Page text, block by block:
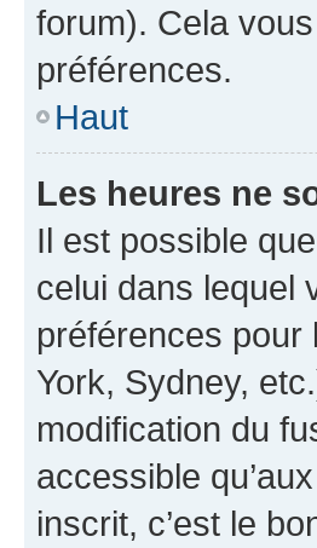
forum). Cela
préférences.
Haut
Les heures ne
Il est possible
celui dans lequel
préférences pour
York, Sydney,
modification du
accessible
inscrit, c’est le